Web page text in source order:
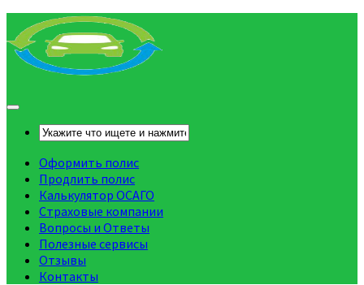
Оформить полис
Продлить полис
Калькулятор ОСАГО
Страховые компании
Вопросы и Ответы
Полезные сервисы
Отзывы
Контакты